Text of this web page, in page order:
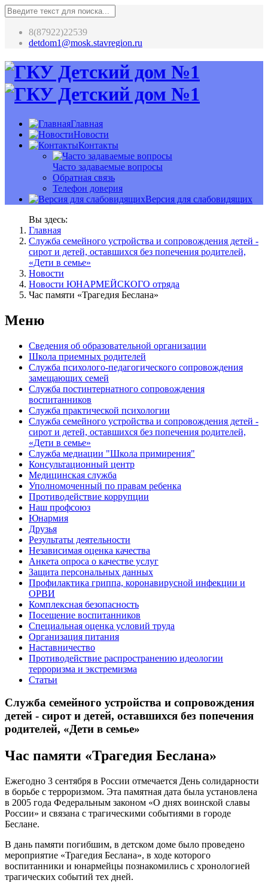
8(87922)22539
detdom1@mosk.stavregion.ru
Главная
Новости
Контакты
Часто задаваемые вопросы
Обратная связь
Телефон доверия
Версия для слабовидящих
Вы здесь:
Главная
Служба семейного устройства и сопровождения детей -
сирот и детей, оставшихся без попечения родителей,
«Дети в семье»
Новости
Новости ЮНАРМЕЙСКОГО отряда
Час памяти «Трагедия Беслана»
Меню
Сведения об образовательной организации
Школа приемных родителей
Служба психолого-педагогического сопровождения
замещающих семей
Cлужба постинтернатного сопровождения
воспитанников
Служба практической психологии
Служба семейного устройства и сопровождения детей -
сирот и детей, оставшихся без попечения родителей,
«Дети в семье»
Служба медиации "Школа примирения"
Консультационный центр
Медицинская служба
Уполномоченный по правам ребенка
Противодействие коррупции
Наш профсоюз
Юнармия
Друзья
Результаты деятельности
Независимая оценка качества
Анкета опроса о качестве услуг
Защита персональных данных
Профилактика гриппа, коронавирусной инфекции и
ОРВИ
Комплексная безопасность
Посещение воспитанников
Специальная оценка условий труда
Организация питания
Наставничество
Противодействие распространению идеологии
терроризма и экстремизма
Статьи
Служба семейного устройства и сопровождения
детей - сирот и детей, оставшихся без попечения
родителей, «Дети в семье»
Час памяти «Трагедия Беслана»
Ежегодно 3 сентября в России отмечается День солидарности
в борьбе с терроризмом. Эта памятная дата была установлена
в 2005 года Федеральным законом «О днях воинской славы
России» и связана с трагическими событиями в городе
Беслане.
В дань памяти погибшим, в детском доме было проведено
мероприятие «Трагедия Беслана», в ходе которого
воспитанники и юнармейцы познакомились с хронологией
трагических событий тех дней.